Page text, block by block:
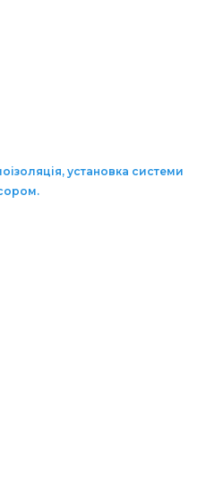
установка системи